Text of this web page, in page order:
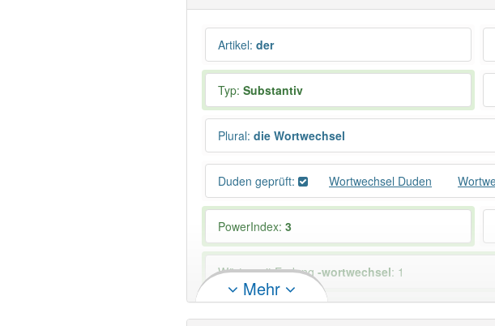
Artikel: der
Typ: Substantiv
Plural: die Wortwechsel
Duden geprüft: Wortwechsel Duden
PowerIndex: 3
Wörter mit Endung -wortwechsel: 1
96% unserer Spielapp-Nutzer haben den Artikel
Mehr